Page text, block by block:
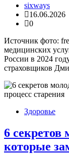
sixways
16.06.2026
0
Источник фото:
медицинских
России в 2024
страховщиков
Здоровье
6
которые